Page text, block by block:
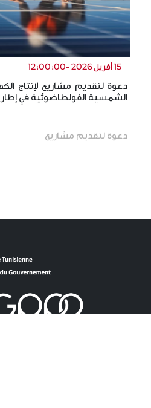
15 أفريل 2026 -12:00:00
دعوة لتقديم مشاريع لإنتاج
الشمسية الفولطاضوئية في
دعوة لتقديم مشاريع